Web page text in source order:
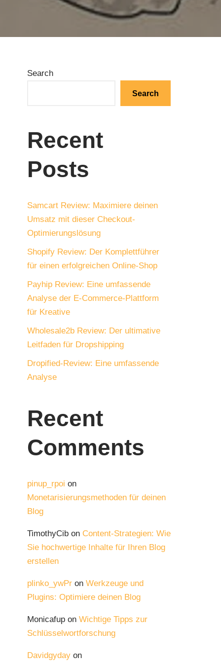
Search
Search
Recent
Posts
Samcart Review: Maximiere deinen
Umsatz mit dieser Checkout-
Optimierungslösung
Shopify Review: Der Komplettführer
für einen erfolgreichen Online-Shop
Payhip Review: Eine umfassende
Analyse der E-Commerce-Plattform
für Kreative
Wholesale2b Review: Der ultimative
Leitfaden für Dropshipping
Dropified-Review: Eine umfassende
Analyse
Recent
Comments
pinup_rpoi on
Monetarisierungsmethoden für deinen
Blog
TimothyCib on Content-Strategien: Wie
Sie hochwertige Inhalte für Ihren Blog
erstellen
plinko_ywPr on Werkzeuge und
Plugins: Optimiere deinen Blog
Monicafup on Wichtige Tipps zur
Schlüsselwortforschung
Davidgyday on